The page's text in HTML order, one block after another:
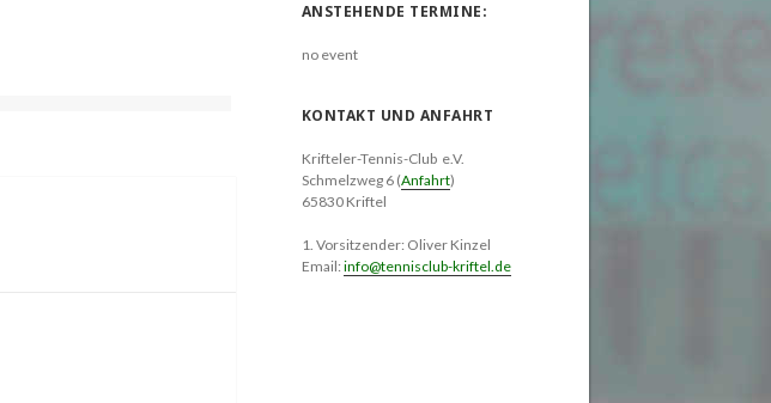
ANSTEHENDE TERMINE:
no event
KONTAKT UND ANFAHRT
Krifteler-Tennis-Club e.V.
Schmelzweg 6 (Anfahrt)
65830 Kriftel
1. Vorsitzender: Oliver Kinzel
Email: info@tennisclub-kriftel.de